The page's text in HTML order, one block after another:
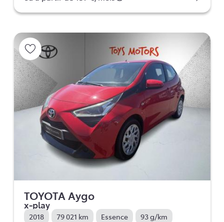
TOYOTA Aygo
x-play
2018 79 021 km Essence 93 g/km